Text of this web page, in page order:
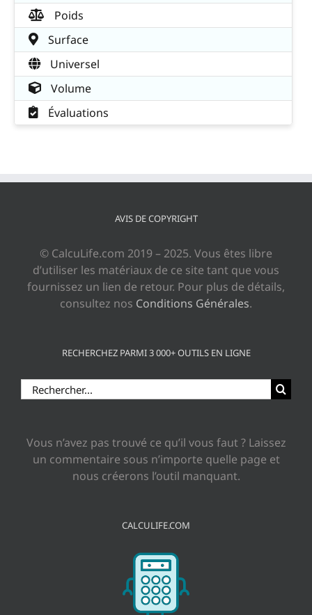
Poids
Surface
Universel
Volume
Évaluations
AVIS DE COPYRIGHT
© CalcuLife.com 2019 – 2025. Vous êtes libre
d’utiliser les matériaux de ce site tant que vous
fournissez un lien de retour. Pour plus de détails,
consultez nos Conditions Générales.
RECHERCHEZ PARMI 3 000+ OUTILS EN LIGNE
Rechercher:
Vous n’avez pas trouvé ce qu’il vous faut ? Laissez
un commentaire sous n’importe quelle page et
nous créerons l’outil manquant.
CALCULIFE.COM